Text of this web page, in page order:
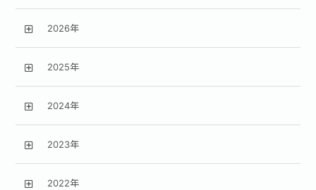
2026年
2025年
2024年
2023年
2022年